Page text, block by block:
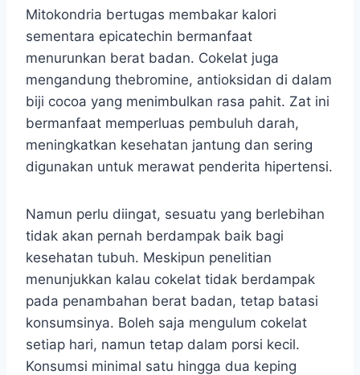
Mitokondria bertugas membakar kalori
sementara epicatechin bermanfaat
menurunkan berat badan. Cokelat juga
mengandung thebromine, antioksidan di dalam
biji cocoa yang menimbulkan rasa pahit. Zat ini
bermanfaat memperluas pembuluh darah,
meningkatkan kesehatan jantung dan sering
digunakan untuk merawat penderita hipertensi.
Namun perlu diingat, sesuatu yang berlebihan
tidak akan pernah berdampak baik bagi
kesehatan tubuh. Meskipun penelitian
menunjukkan kalau cokelat tidak berdampak
pada penambahan berat badan, tetap batasi
konsumsinya. Boleh saja mengulum cokelat
setiap hari, namun tetap dalam porsi kecil.
Konsumsi minimal satu hingga dua keping